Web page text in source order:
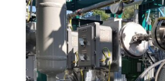
„CCU
in
Bayern“:
Handlungsempfehlungen